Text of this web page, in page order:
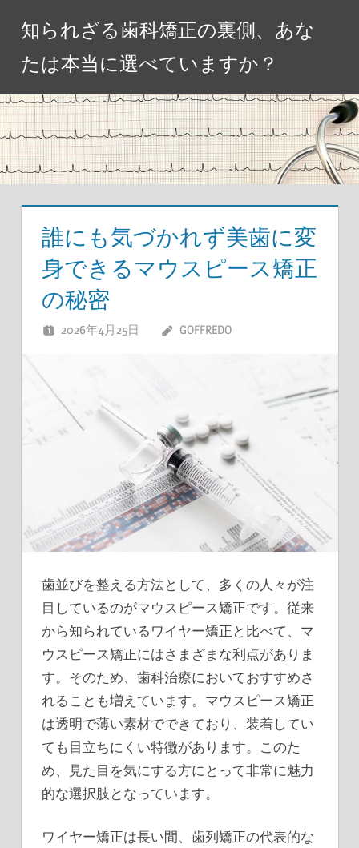
ツ
へ
ス
キ
知られざる歯科矯正の裏側、あな
たは本当に選べていますか？
誰にも気づかれず美歯に変
身できるマウスピース矯正
の秘密
2026年4月25日 GOFFREDO
歯並びを整える方法として、多くの人々が注
目しているのがマウスピース矯正です。 従来
から知られているワイヤー矯正と比べて、マ
ウスピース矯正にはさまざまな利点がありま
す。そのため、歯科治療においておすすめさ
れることも増えています。マウスピース矯正
は透明で薄い素材でできており、装着してい
ても目立ちにくい特徴があります。このた
め、見た目を気にする方にとって非常に魅力
的な選択肢となっています。
ワイヤー矯正は長い間、歯列矯正の代表的な